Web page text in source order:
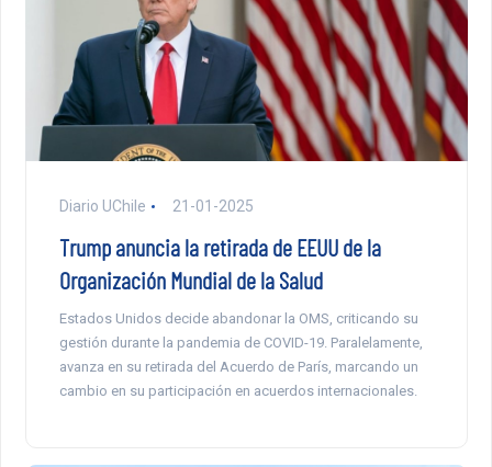
Diario UChile 21-01-2025
Trump anuncia la retirada de EEUU de la
Organización Mundial de la Salud
Estados Unidos decide abandonar la OMS, criticando su
gestión durante la pandemia de COVID-19. Paralelamente,
avanza en su retirada del Acuerdo de París, marcando un
cambio en su participación en acuerdos internacionales.